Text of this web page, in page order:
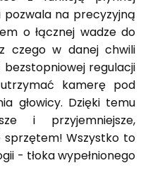
na precyzyjną
o łącznej wadze do
czego w danej chwili
bezstopniowej regulacji
kamerę pod
głowicy. Dzięki temu
i przyjemniejsze,
sprzętem! Wszystko to
- tłoka wypełnionego